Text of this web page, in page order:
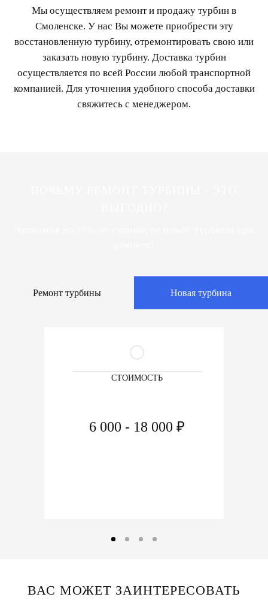
Мы осуществляем ремонт и продажу турбин в
Смоленске. У нас Вы можете приобрести эту
восстановленную турбину, отремонтировать свою или
заказать новую турбину. Доставка турбин
осуществляется по всей России любой транспортной
компанией. Для уточнения удобного способа доставки
свяжитесь с менеджером.
Ремонт турбины Новая турбина
СТОИМОСТЬ
6 000 - 18 000 ₽
ВАС МОЖЕТ ЗАИНТЕРЕСОВАТЬ